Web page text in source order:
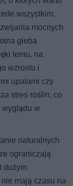
wszystkim,
mocnych
gleba
temu, na
wzrostu i
upałami czy
stres roślin, co
wyglądu w
naturalnych
ograniczają
dużym
mają czasu na